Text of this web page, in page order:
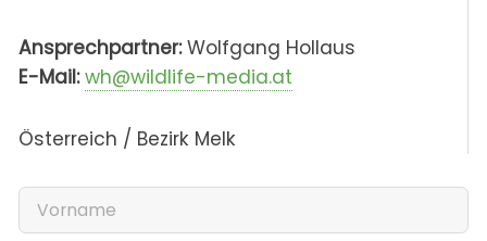
Ansprechpartner:Wolfgang Hollaus
E-Mail: wh@wildlife-media.at
Österreich / Bezirk Melk